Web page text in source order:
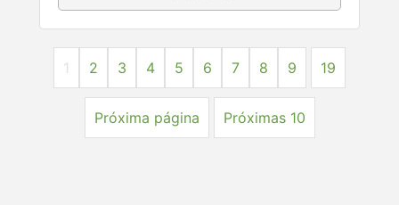
1 2 3 4 5 6 7 8 9 19
Próxima página Próximas 10